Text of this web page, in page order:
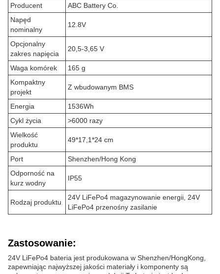
Producent
ABC Battery Co.
Napęd
nominalny
12.8V
Opcjonalny
zakres napięcia
20,5-3,65 V
Waga komórek
165 g
Kompaktny
projekt
Z wbudowanym BMS
Energia
1536Wh
Cykl życia
>6000 razy
Wielkość
produktu
49*17,1*24 cm
Port
Shenzhen/Hong Kong
Odporność na
kurz wodny
IP55
Rodzaj produktu
24V LiFePo4 magazynowanie energii, 24V
LiFePo4 przenośny zasilanie
Zastosowanie:
24V LiFePo4 bateria jest produkowana w Shenzhen/HongKong,
zapewniając najwyższej jakości materiały i komponenty są